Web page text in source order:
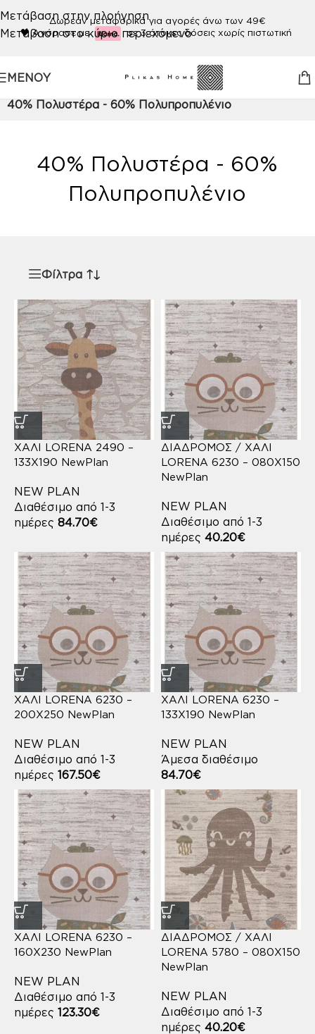
Μετάβαση στην πλοήγηση
Μετάβαση στο κύριο περιεχόμενο
Δωρεάν μεταφορικά για αγορές άνω των 49€
🖤Αγόρασε με σε 3 άτοκες δόσεις χωρίς πιστωτική
ΜΕΝΟΎ
Προϊόν ΠΟΙΟΤΗΤΑ/
40% Πολυστέρα - 60% Πολυπροπυλένιο
40% Πολυστέρα - 60%
Πολυπροπυλένιο
Φίλτρα
ΧΑΛΙ LORENA 2490 –
133X190 NewPlan
NEW PLAN
Διαθέσιμο από 1-3
ημέρες 84.70€
ΔΙΑΔΡΟΜΟΣ / ΧΑΛΙ
LORENA 6230 – 080X150
NewPlan
NEW PLAN
Διαθέσιμο από 1-3
ημέρες 40.20€
ΧΑΛΙ LORENA 6230 –
200X250 NewPlan
NEW PLAN
Διαθέσιμο από 1-3
ημέρες 167.50€
ΧΑΛΙ LORENA 6230 –
133X190 NewPlan
NEW PLAN
Άμεσα διαθέσιμο
84.70€
ΧΑΛΙ LORENA 6230 –
160X230 NewPlan
NEW PLAN
Διαθέσιμο από 1-3
ημέρες 123.30€
ΔΙΑΔΡΟΜΟΣ / ΧΑΛΙ
LORENA 5780 – 080X150
NewPlan
NEW PLAN
Διαθέσιμο από 1-3
ημέρες 40.20€